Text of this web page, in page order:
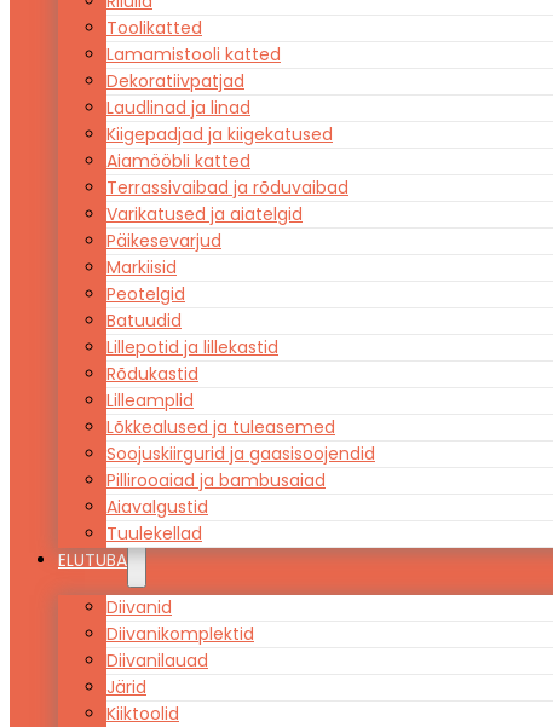
Toolikatted
Lamamistooli katted
Dekoratiivpatjad
Laudlinad ja linad
Kiigepadjad ja kiigekatused
Aiamööbli katted
Terrassivaibad ja rõduvaibad
Varikatused ja aiatelgid
Päikesevarjud
Markiisid
Peotelgid
Batuudid
Lillepotid ja lillekastid
Rõdukastid
Lilleamplid
Lõkkealused ja tuleasemed
Soojuskiirgurid ja gaasisoojendid
Pillirooaiad ja bambusaiad
Aiavalgustid
Tuulekellad
ELUTUBA
Diivanid
Diivanikomplektid
Diivanilauad
Järid
Kiiktoolid